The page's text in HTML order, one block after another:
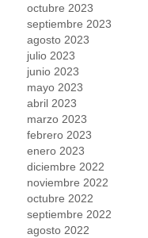
octubre 2023
septiembre 2023
agosto 2023
julio 2023
junio 2023
mayo 2023
abril 2023
marzo 2023
febrero 2023
enero 2023
diciembre 2022
noviembre 2022
octubre 2022
septiembre 2022
agosto 2022